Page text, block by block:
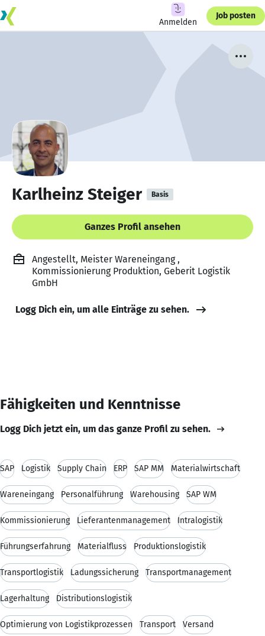
Anmelden
Job posten
Karlheinz Steiger Basis
Ganzes Profil ansehen
Angestellt, Meister Wareneingang ,
Kommissionierung Produktion, Geberit Logistik
GmbH
Logg Dich ein, um alle Einträge zu sehen.
Fähigkeiten und Kenntnisse
Logg Dich jetzt ein, um das ganze Profil zu sehen.
SAP Logistik Supply Chain ERP SAP MM Materialwirtschaft
Wareneingang Personalführung Warehousing SAP WM
Kommissionierung Lieferantenmanagement Intralogistik
Führungserfahrung Materialfluss Produktionslogistik
Transportlogistik Ladungssicherung Transportmanagement
Lagerhaltung Distributionslogistik
Optimierung von Logistikprozessen Transport Versand